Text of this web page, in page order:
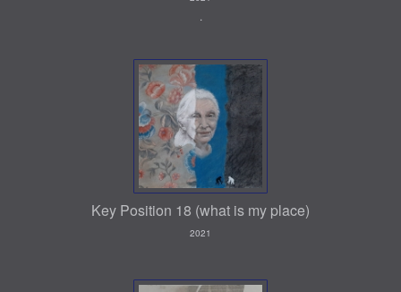
.
Key Position 18 (what is my place)
2021